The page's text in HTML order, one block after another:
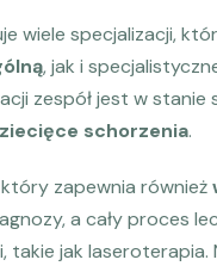
wiele specjalizacji,
, jak i
zespół jest w
schorzenia.
zapewnia również
a cały proces
jak laseroterapia.